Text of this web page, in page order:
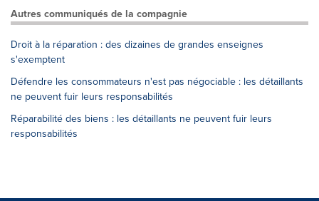
Autres communiqués de la compagnie
Droit à la réparation : des dizaines de grandes enseignes
s'exemptent
Défendre les consommateurs n'est pas négociable : les détaillants
ne peuvent fuir leurs responsabilités
Réparabilité des biens : les détaillants ne peuvent fuir leurs
responsabilités